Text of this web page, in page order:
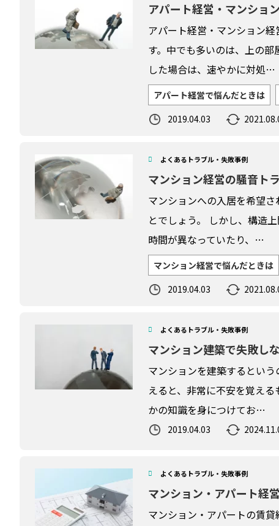
アパート経営・マンショ
アパート経営・マンション
す。中でも多いのは、上の
した場合は、速やかに対処…
アパート経営で悩んだときは
2019.04.03
よくあるトラブル・失敗事例
マンション経営の騒音ト
マンションへの入居を希望
とでしょう。 しかし、構造
時間が異なっていたり、…
マンション経営で悩んだときは
2019.04.03
よくあるトラブル・失敗事例
マンション建築で失敗し
マンションを建築するとい
えると、非常に不安を覚え
かの知識を身につけてお…
2019.04.03
よくあるトラブル・失敗事例
マンション・アパート経
マンション・アパートの賃